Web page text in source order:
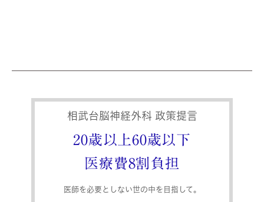
相武台脳神経外科 政策提言
20歳以上60歳以下
医療費8割負担
医師を必要としない世の中を目指して。